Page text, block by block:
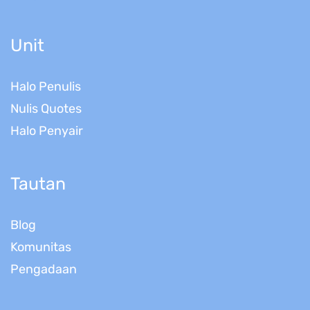
Unit
Halo Penulis
Nulis Quotes
Halo Penyair
Tautan
Blog
Komunitas
Pengadaan